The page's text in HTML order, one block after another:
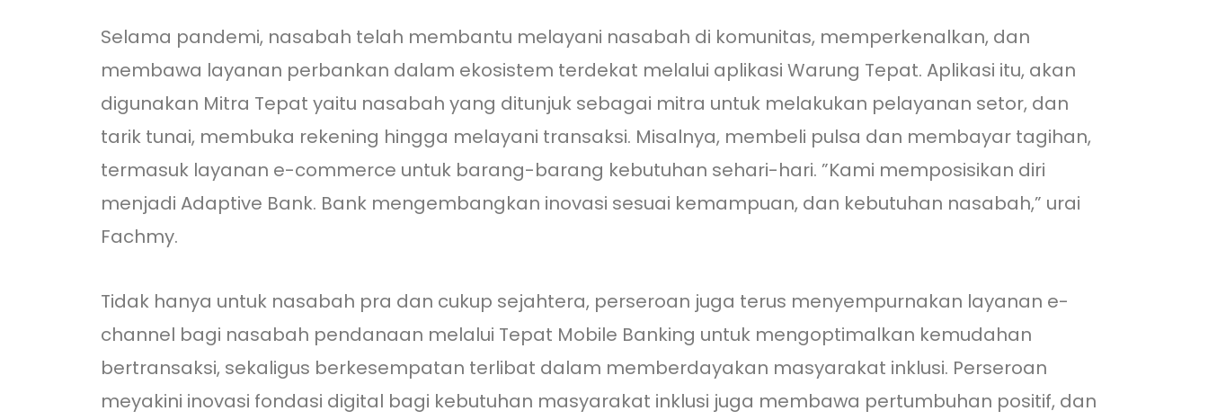
Selama pandemi, nasabah telah membantu melayani nasabah di komunitas, memperkenalkan, dan
membawa layanan perbankan dalam ekosistem terdekat melalui aplikasi Warung Tepat. Aplikasi itu, akan
digunakan Mitra Tepat yaitu nasabah yang ditunjuk sebagai mitra untuk melakukan pelayanan setor, dan
tarik tunai, membuka rekening hingga melayani transaksi. Misalnya, membeli pulsa dan membayar tagihan,
termasuk layanan e-commerce untuk barang-barang kebutuhan sehari-hari. ”Kami memposisikan diri
menjadi Adaptive Bank. Bank mengembangkan inovasi sesuai kemampuan, dan kebutuhan nasabah,” urai
Fachmy.
Tidak hanya untuk nasabah pra dan cukup sejahtera, perseroan juga terus menyempurnakan layanan e-
channel bagi nasabah pendanaan melalui Tepat Mobile Banking untuk mengoptimalkan kemudahan
bertransaksi, sekaligus berkesempatan terlibat dalam memberdayakan masyarakat inklusi. Perseroan
meyakini inovasi fondasi digital bagi kebutuhan masyarakat inklusi juga membawa pertumbuhan positif, dan